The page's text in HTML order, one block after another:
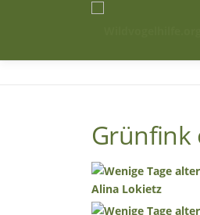
Grünfink